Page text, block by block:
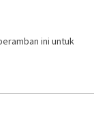
ini untuk